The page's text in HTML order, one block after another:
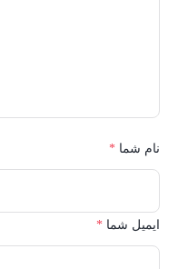
نام شما *
ایمیل شما *